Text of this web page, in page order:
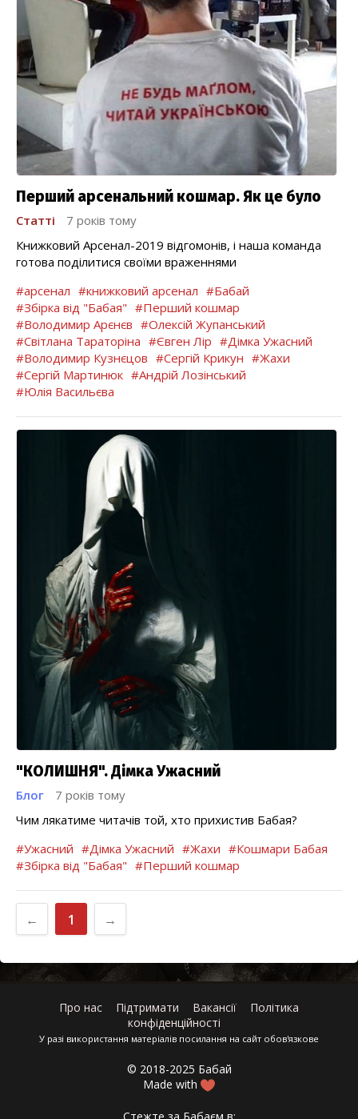
Перший арсенальний кошмар. Як це було
Статті
7 років тому
Книжковий Арсенал-2019 відгомонів, і наша команда
готова поділитися своїми враженнями
#арсенал #книжковий арсенал #Бабай
#Збірка від "Бабая" #Перший кошмар
#Володимир Арєнєв #Олексій Жупанський
#Світлана Тараторіна #Євген Лір #Дімка Ужасний
#Володимир Кузнєцов #Сергій Крикун #Жахи
#Сергій Мартинюк #Андрій Лозінський
#Юлія Васильєва
"КОЛИШНЯ". Дімка Ужасний
Блог
7 років тому
Чим лякатиме читачів той, хто прихистив Бабая?
#Ужасний #Дімка Ужасний #Жахи #Кошмари Бабая
#Збірка від "Бабая" #Перший кошмар
← 1 →
Про нас Підтримати Вакансії
Політика
конфіденційності
У разі використання матеріалів посилання на сайт обов'язкове
© 2018-2025 Бабай
Made with